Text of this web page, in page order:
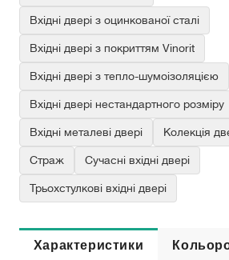
Вхідні двері з оцинкованої сталі
Вхідні двері з покриттям Vinorit
Вхідні двері з тепло-шумоізоляцією
Вхідні двері нестандартного розміру
Вхідні металеві двері Колекція
Страж Сучасні вхідні двері
Трьохстулкові вхідні двері
Характеристики